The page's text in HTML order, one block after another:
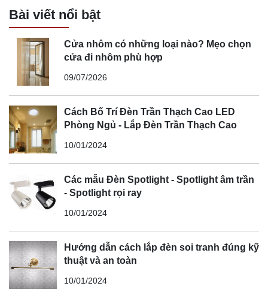
Bài viết nổi bật
Cửa nhôm có những loại nào? Mẹo chọn
cửa đi nhôm phù hợp
09/07/2026
Cách Bố Trí Đèn Trần Thạch Cao LED
Phòng Ngủ - Lắp Đèn Trần Thạch Cao
10/01/2024
Các mẫu Đèn Spotlight - Spotlight âm trần
- Spotlight rọi ray
10/01/2024
Hướng dẫn cách lắp đèn soi tranh đúng kỹ
thuật và an toàn
10/01/2024